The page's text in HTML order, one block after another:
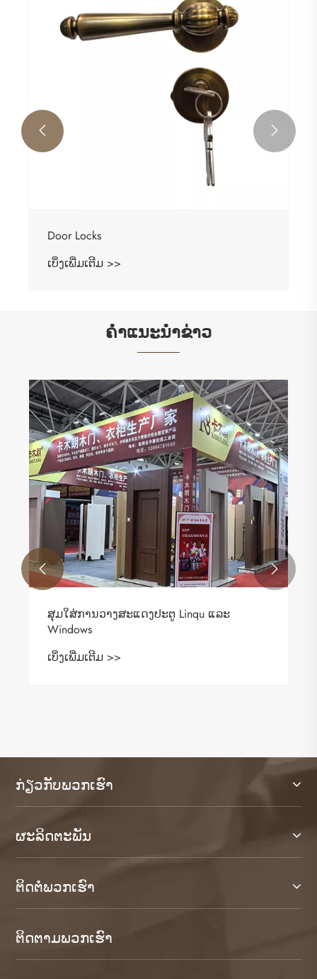
Door Locks
ເບິ່ງເພີ່ມເຕີມ >>
 
ຄໍາແນະນໍາຂ່າວ
ສຸມໃສ່ການວາງສະແດງປະຕູ Linqu ແລະ
Windows
ເບິ່ງເພີ່ມເຕີມ >>
 
ກ່ຽວກັບພວກເຮົາ
ຜະລິດຕະພັນ
ຕິດ​ຕໍ່​ພວກ​ເຮົາ
ຕິດ​ຕາມ​ພວກ​ເຮົາ